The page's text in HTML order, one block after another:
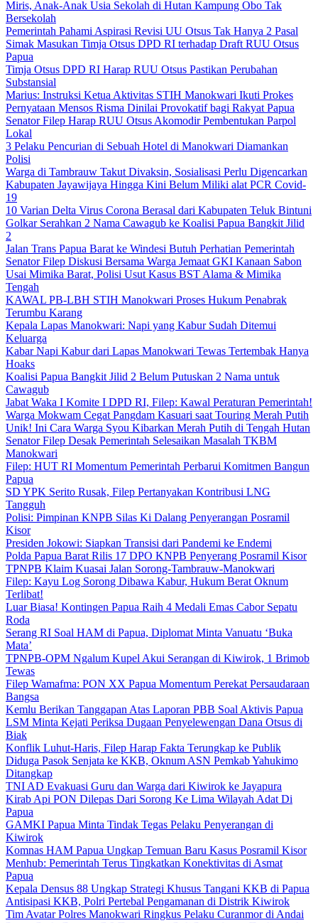
Miris, Anak-Anak Usia Sekolah di Hutan Kampung Obo Tak
Bersekolah
Pemerintah Pahami Aspirasi Revisi UU Otsus Tak Hanya 2 Pasal
Simak Masukan Timja Otsus DPD RI terhadap Draft RUU Otsus
Papua
Timja Otsus DPD RI Harap RUU Otsus Pastikan Perubahan
Substansial
Marius: Instruksi Ketua Aktivitas STIH Manokwari Ikuti Prokes
Pernyataan Mensos Risma Dinilai Provokatif bagi Rakyat Papua
Senator Filep Harap RUU Otsus Akomodir Pembentukan Parpol
Lokal
3 Pelaku Pencurian di Sebuah Hotel di Manokwari Diamankan
Polisi
Warga di Tambrauw Takut Divaksin, Sosialisasi Perlu Digencarkan
Kabupaten Jayawijaya Hingga Kini Belum Miliki alat PCR Covid-
19
10 Varian Delta Virus Corona Berasal dari Kabupaten Teluk Bintuni
Golkar Serahkan 2 Nama Cawagub ke Koalisi Papua Bangkit Jilid
2
Jalan Trans Papua Barat ke Windesi Butuh Perhatian Pemerintah
Senator Filep Diskusi Bersama Warga Jemaat GKI Kanaan Sabon
Usai Mimika Barat, Polisi Usut Kasus BST Alama & Mimika
Tengah
KAWAL PB-LBH STIH Manokwari Proses Hukum Penabrak
Terumbu Karang
Kepala Lapas Manokwari: Napi yang Kabur Sudah Ditemui
Keluarga
Kabar Napi Kabur dari Lapas Manokwari Tewas Tertembak Hanya
Hoaks
Koalisi Papua Bangkit Jilid 2 Belum Putuskan 2 Nama untuk
Cawagub
Jabat Waka I Komite I DPD RI, Filep: Kawal Peraturan Pemerintah!
Warga Mokwam Cegat Pangdam Kasuari saat Touring Merah Putih
Unik! Ini Cara Warga Syou Kibarkan Merah Putih di Tengah Hutan
Senator Filep Desak Pemerintah Selesaikan Masalah TKBM
Manokwari
Filep: HUT RI Momentum Pemerintah Perbarui Komitmen Bangun
Papua
SD YPK Serito Rusak, Filep Pertanyakan Kontribusi LNG
Tangguh
Polisi: Pimpinan KNPB Silas Ki Dalang Penyerangan Posramil
Kisor
Presiden Jokowi: Siapkan Transisi dari Pandemi ke Endemi
Polda Papua Barat Rilis 17 DPO KNPB Penyerang Posramil Kisor
TPNPB Klaim Kuasai Jalan Sorong-Tambrauw-Manokwari
Filep: Kayu Log Sorong Dibawa Kabur, Hukum Berat Oknum
Terlibat!
Luar Biasa! Kontingen Papua Raih 4 Medali Emas Cabor Sepatu
Roda
Serang RI Soal HAM di Papua, Diplomat Minta Vanuatu ‘Buka
Mata’
TPNPB-OPM Ngalum Kupel Akui Serangan di Kiwirok, 1 Brimob
Tewas
Filep Wamafma: PON XX Papua Momentum Perekat Persaudaraan
Bangsa
Kemlu Berikan Tanggapan Atas Laporan PBB Soal Aktivis Papua
LSM Minta Kejati Periksa Dugaan Penyelewengan Dana Otsus di
Biak
Konflik Luhut-Haris, Filep Harap Fakta Terungkap ke Publik
Diduga Pasok Senjata ke KKB, Oknum ASN Pemkab Yahukimo
Ditangkap
TNI AD Evakuasi Guru dan Warga dari Kiwirok ke Jayapura
Kirab Api PON Dilepas Dari Sorong Ke Lima Wilayah Adat Di
Papua
GAMKI Papua Minta Tindak Tegas Pelaku Penyerangan di
Kiwirok
Komnas HAM Papua Ungkap Temuan Baru Kasus Posramil Kisor
Menhub: Pemerintah Terus Tingkatkan Konektivitas di Asmat
Papua
Kepala Densus 88 Ungkap Strategi Khusus Tangani KKB di Papua
Antisipasi KKB, Polri Pertebal Pengamanan di Distrik Kiwirok
Tim Avatar Polres Manokwari Ringkus Pelaku Curanmor di Andai